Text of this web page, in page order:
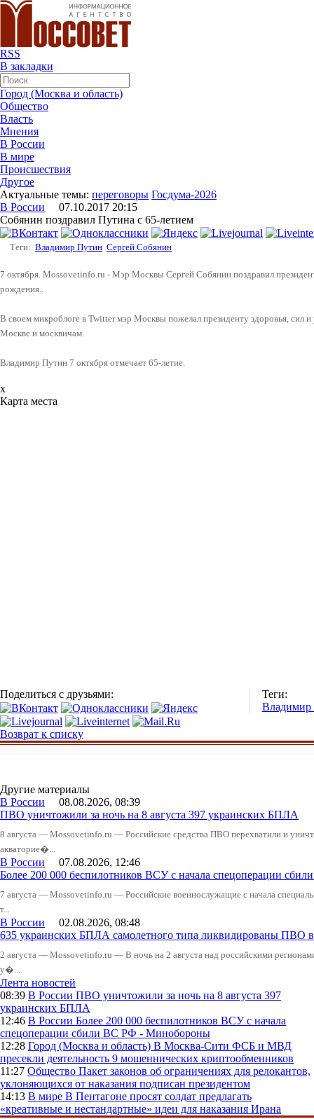
RSS
В закладки
Город (Москва и область)
Общество
Власть
Мнения
В России
В мире
Происшествия
Другое
Актуальные темы: переговоры Госдума-2026
В России 07.10.2017 20:15
Собянин поздравил Путина с 65-летием
Теги: Владимир Путин Сергей Собянин
7 октября. Mossovetinfo.ru - Мэр Москвы Сергей Собянин поздравил
рождения..
В своем микроблоге в Twitter мэр Москвы пожелал президенту здоровья, сил и
Москве и москвичам.
Владимир Путин 7 октября отмечает 65-летие.
x
Карта места
Поделиться с друзьями:
Теги:
Владимир
Возврат к списку
Другие материалы
В России 08.08.2026, 08:39
ПВО уничтожили за ночь на 8 августа 397 украинских БПЛА
8 августа — Mossovetinfo.ru — Российские средства ПВО перехватили и
акваторие�...
В России 07.08.2026, 12:46
Более 200 000 беспилотников ВСУ с начала спецоперации
7 августа — Mossovetinfo.ru — Российские военнослужащие с начала
т...
В России 02.08.2026, 08:48
635 украинских БПЛА самолетного типа ликвидированы ПВО
2 августа — Mossovetinfo.ru — В ночь на 2 августа над российскими
у�...
Лента новостей
08:39 В России ПВО уничтожили за ночь на 8 августа 397
украинских БПЛА
12:46 В России Более 200 000 беспилотников ВСУ с начала
спецоперации сбили ВС РФ - Минобороны
12:28 Город (Москва и область) В Москва-Сити ФСБ и МВД
пресекли деятельность 9 мошеннических криптообменников
11:27 Общество Пакет законов об ограничениях для релокантов,
уклоняющихся от наказания подписан президентом
14:13 В мире В Пентагоне просят солдат предлагать
«креативные и нестандартные» идеи для наказания Ирана